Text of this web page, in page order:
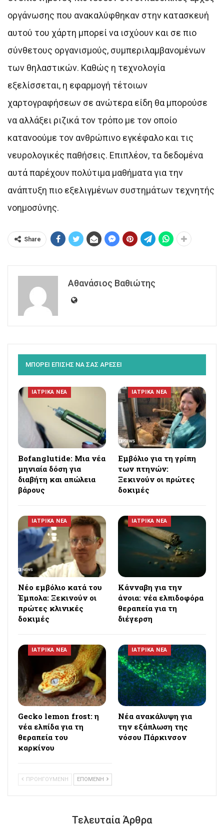
οργάνωσης που ανακαλύφθηκαν στην κατασκευή
αυτού του χάρτη μπορεί να ισχύουν και σε πιο
σύνθετους οργανισμούς, συμπεριλαμβανομένων
των θηλαστικών. Καθώς η τεχνολογία
εξελίσσεται, η εφαρμογή τέτοιων
χαρτογραφήσεων σε ανώτερα είδη θα μπορούσε
να αλλάξει ριζικά τον τρόπο με τον οποίο
κατανοούμε τον ανθρώπινο εγκέφαλο και τις
νευρολογικές παθήσεις. Επιπλέον, τα δεδομένα
αυτά παρέχουν πολύτιμα μαθήματα για την
ανάπτυξη πιο εξελιγμένων συστημάτων τεχνητής
νοημοσύνης.
Share
Αθανάσιος Βαθιώτης
ΜΠΟΡΕΙ ΕΠΙΣΗΣ ΝΑ ΣΑΣ ΑΡΕΣΕΙ
ΙΑΤΡΙΚΑ ΝΕΑ
Bofanglutide: Μια νέα
μηνιαία δόση για
διαβήτη και απώλεια
βάρους
ΙΑΤΡΙΚΑ ΝΕΑ
Εμβόλιο για τη γρίπη
των πτηνών:
Ξεκινούν οι πρώτες
δοκιμές
ΙΑΤΡΙΚΑ ΝΕΑ
Νέο εμβόλιο κατά του
Έμπολα: Ξεκινούν οι
πρώτες κλινικές
δοκιμές
ΙΑΤΡΙΚΑ ΝΕΑ
Κάνναβη για την
άνοια: νέα ελπιδοφόρα
θεραπεία για τη
διέγερση
ΙΑΤΡΙΚΑ ΝΕΑ
Gecko lemon frost: η
νέα ελπίδα για τη
θεραπεία του
καρκίνου
ΙΑΤΡΙΚΑ ΝΕΑ
Νέα ανακάλυψη για
την εξάπλωση της
νόσου Πάρκινσον
ΠΡΟΗΓΟΥΜΕΝΗ ΕΠΟΜΕΝΗ
Τελευταία Άρθρα